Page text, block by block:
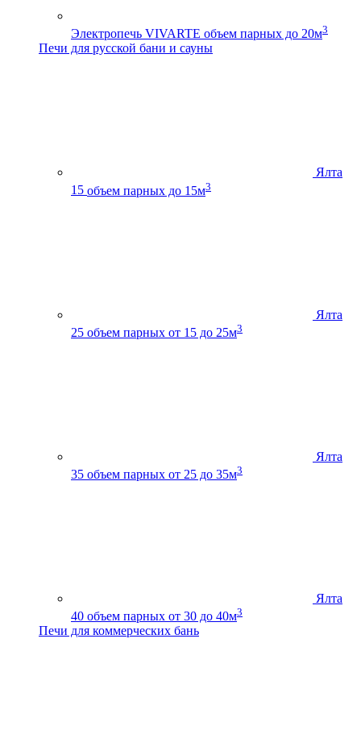
Электропечь VIVARTE объем парных до 20м3
Печи для русской бани и сауны
Ялта
15 объем парных до 15м3
Ялта
25 объем парных от 15 до 25м3
Ялта
35 объем парных от 25 до 35м3
Ялта
40 объем парных от 30 до 40м3
Печи для коммерческих бань